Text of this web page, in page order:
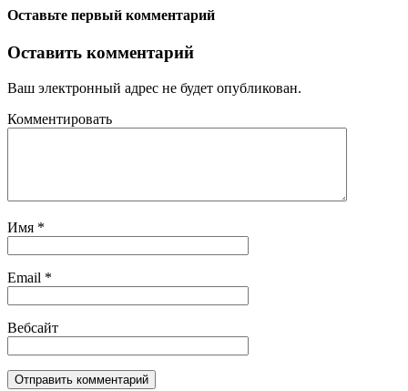
Оставьте первый комментарий
Оставить комментарий
Ваш электронный адрес не будет опубликован.
Комментировать
Имя *
Email *
Вебсайт